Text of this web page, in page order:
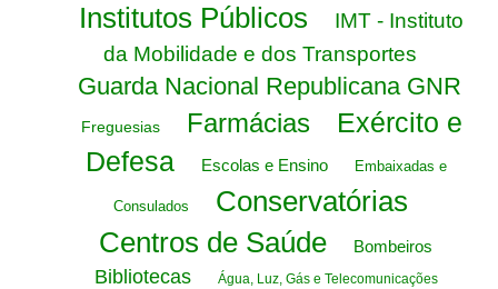
Institutos Públicos
IMT - Instituto
da Mobilidade e dos Transportes
Guarda Nacional Republicana GNR
Freguesias Farmácias
Exército e
Defesa
Escolas e Ensino Embaixadas e
Consulados
Conservatórias
Centros de Saúde
Bombeiros
Bibliotecas Água, Luz, Gás e Telecomunicações